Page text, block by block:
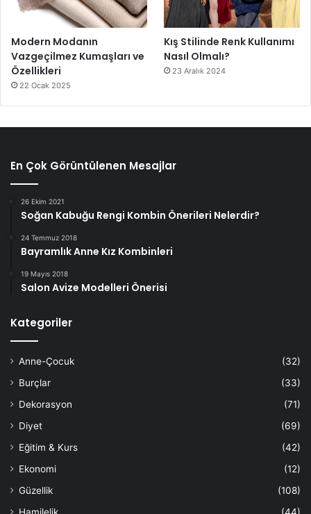
Modern Modanın
Vazgeçilmez Kumaşları ve
Özellikleri
22 Ocak 2025
Kış Stilinde Renk Kullanımı
Nasıl Olmalı?
23 Aralık 2024
En Çok Görüntülenen Mesajlar
26 Ekim 2021
Soğan Kabuğu Rengi Kombin Önerileri Nelerdir?
24 Temmuz 2018
Bayramlık Anne Kız Kombinleri
19 Mayıs 2018
Salon Avize Modelleri Önerisi
Kategoriler
Anne-Çocuk
(32)
Burçlar
(33)
Dekorasyon
(71)
Diyet
(69)
Eğitim & Kurs
(42)
Ekonomi
(12)
Güzellik
(108)